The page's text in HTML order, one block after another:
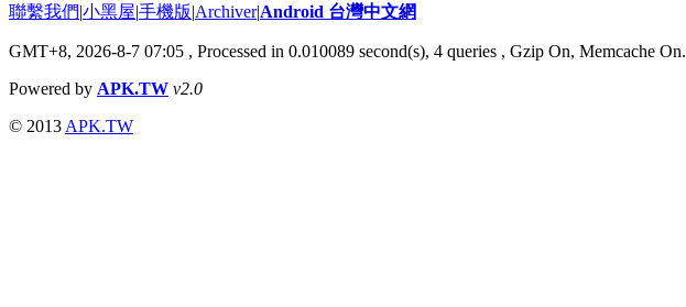
聯繫我們|小黑屋|手機版|Archiver|Android 台灣中文網
GMT+8, 2026-8-7 07:05 , Processed in 0.010089 second(s), 4 queries , Gzip On, Memcache On.
Powered by APK.TW v2.0
© 2013 APK.TW